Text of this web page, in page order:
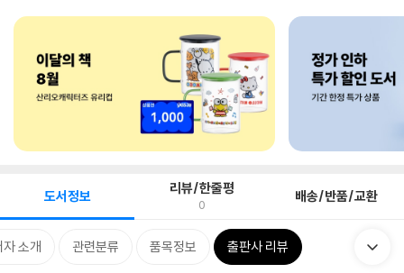
도서정보 리뷰/한줄평
0 배송/반품/교환
자 소개 관련분류 품목정보 출판사 리뷰